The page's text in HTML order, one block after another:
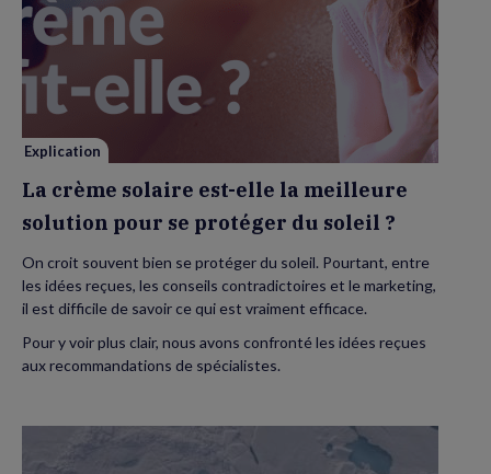
est-
elle
la
meilleure
solution
protéger
soleil
Explication
La crème solaire est-elle la meilleure
solution pour se protéger du soleil ?
On croit souvent bien se protéger du soleil. Pourtant, entre
les idées reçues, les conseils contradictoires et le marketing,
il est difficile de savoir ce qui est vraiment efficace.
Pour y voir plus clair, nous avons confronté les idées reçues
aux recommandations de spécialistes.